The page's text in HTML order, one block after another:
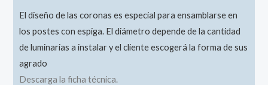
El diseño de las coronas es especial para ensamblarse en
los postes con espiga. El diámetro depende de la cantidad
de luminarias a instalar y el cliente escogerá la forma de sus
agrado
Descarga la ficha técnica.